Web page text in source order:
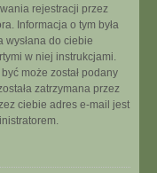
rejestracji przez
Informacja o tym była
wysłana do ciebie
w niej instrukcjami.
może został podany
zatrzymana przez
ciebie adres e-mail jest